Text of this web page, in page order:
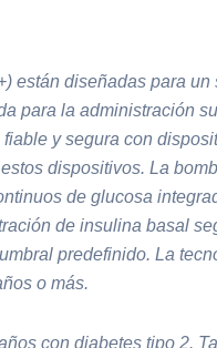
están diseñadas para
para la administración
y segura con
dispositivos. La
de glucosa
de insulina basal
predefinido. La
o más.
con diabetes tipo 2.